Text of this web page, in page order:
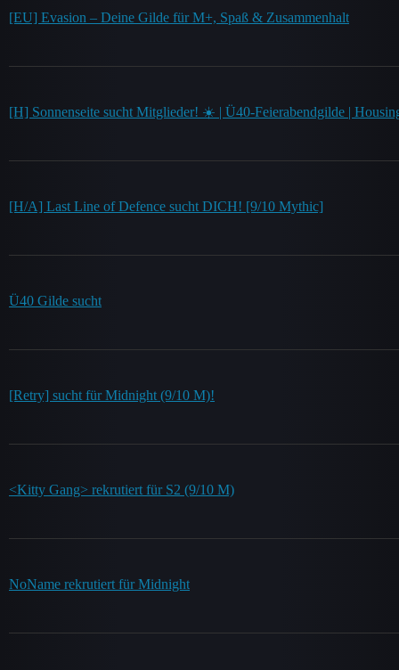
[EU] Evasion – Deine Gilde für M+, Spaß & Zusammenhalt
[H] Sonnenseite sucht Mitglieder! ☀️ | Ü40-Feierabendgilde |
[H/A] Last Line of Defence sucht DICH! [9/10 Mythic]
Ü40 Gilde sucht
[Retry] sucht für Midnight (9/10 M)!
<Kitty Gang> rekrutiert für S2 (9/10 M)
NoName rekrutiert für Midnight